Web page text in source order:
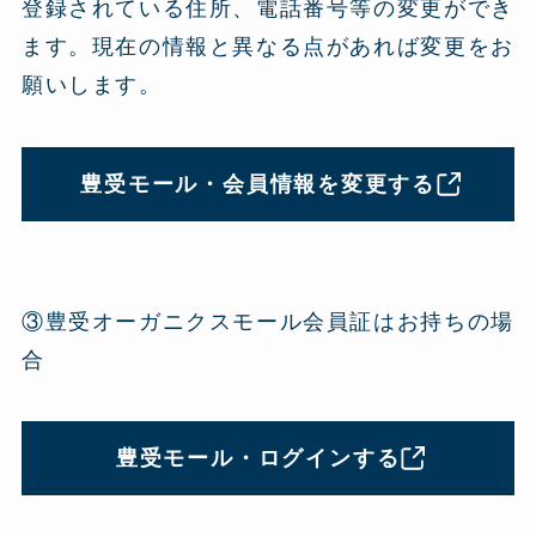
登録されている住所、電話番号等の変更ができ
ます。現在の情報と異なる点があれば変更をお
願いします。
豊受モール・会員情報を変更する
③豊受オーガニクスモール会員証はお持ちの場
合
豊受モール・ログインする